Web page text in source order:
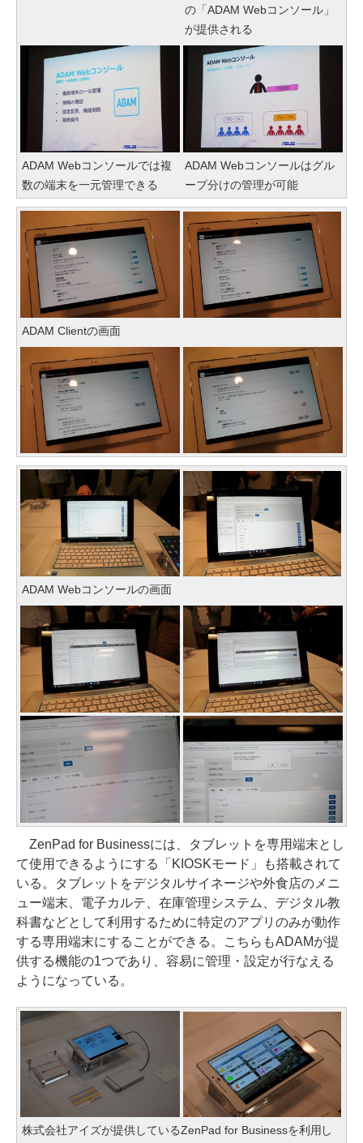
の「ADAM Webコンソール」
が提供される
ADAM Webコンソールでは複
数の端末を一元管理できる
ADAM Webコンソールはグル
ープ分けの管理が可能
ADAM Clientの画面
ADAM Webコンソールの画面
ZenPad for Businessには、タブレットを専用端末とし
て使用できるようにする「KIOSKモード」も搭載されて
いる。タブレットをデジタルサイネージや外食店のメニ
ュー端末、電子カルテ、在庫管理システム、デジタル教
科書などとして利用するために特定のアプリのみが動作
する専用端末にすることができる。こちらもADAMが提
供する機能の1つであり、容易に管理・設定が行なえる
ようになっている。
株式会社アイズが提供しているZenPad for Businessを利用し